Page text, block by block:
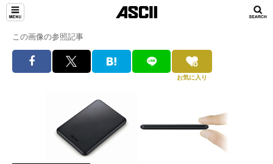
この画像の参照記事
お気に入り